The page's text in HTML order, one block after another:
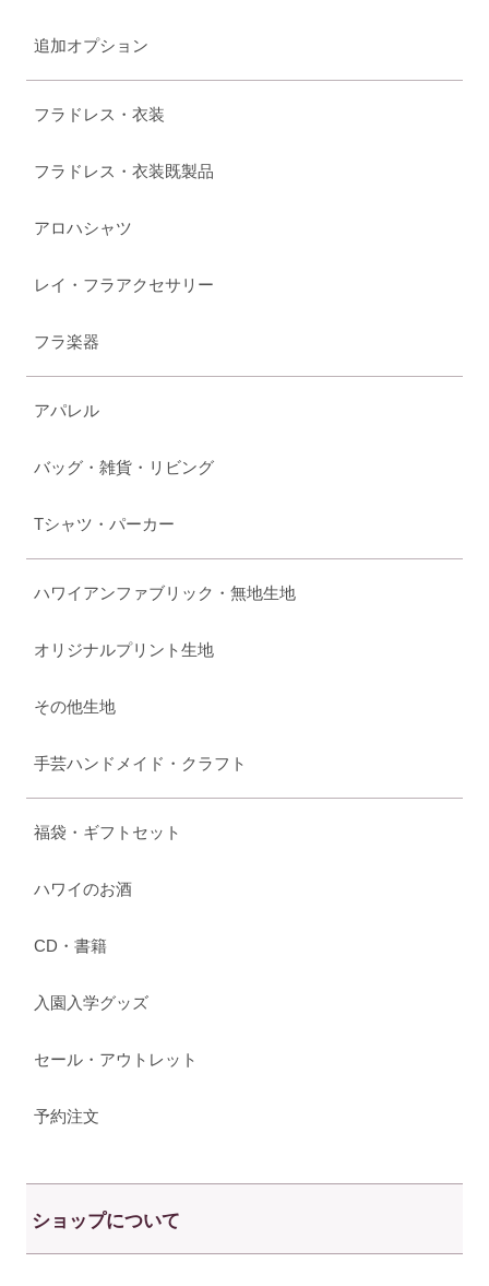
追加オプション
フラドレス・衣装
フラドレス・衣装既製品
アロハシャツ
レイ・フラアクセサリー
フラ楽器
アパレル
バッグ・雑貨・リビング
Tシャツ・パーカー
ハワイアンファブリック・無地生地
オリジナルプリント生地
その他生地
手芸ハンドメイド・クラフト
福袋・ギフトセット
ハワイのお酒
CD・書籍
入園入学グッズ
セール・アウトレット
予約注文
ショップについて